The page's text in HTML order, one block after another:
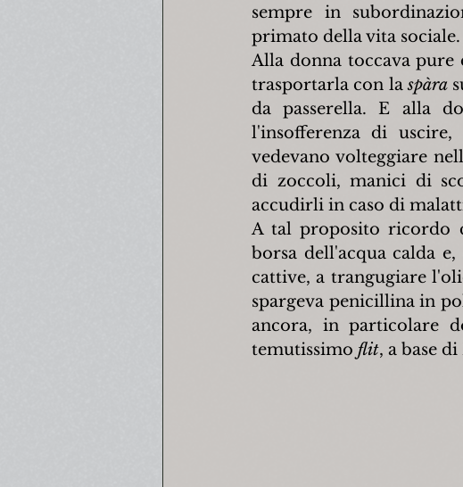
sempre in
primato della vita sociale.
Alla donna toccava
trasportarla con la spàra
da passerella. E alla
l'insofferenza di
vedevano volteggiare
di zoccoli, manici di
accudirli in caso di
A tal proposito ricordo
borsa dell'acqua calda
cattive, a trangugiare
spargeva penicillina in
ancora, in particolare
temutissimo flit, a base